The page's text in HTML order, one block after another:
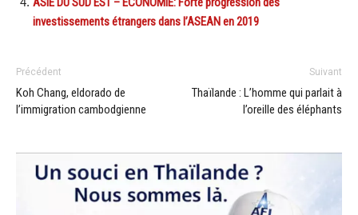
investissements étrangers dans l’ASEAN en 2019
Précédent
Koh Chang, eldorado de
l’immigration cambodgienne
Suivant
Thaïlande : L’homme qui parlait à
l’oreille des éléphants